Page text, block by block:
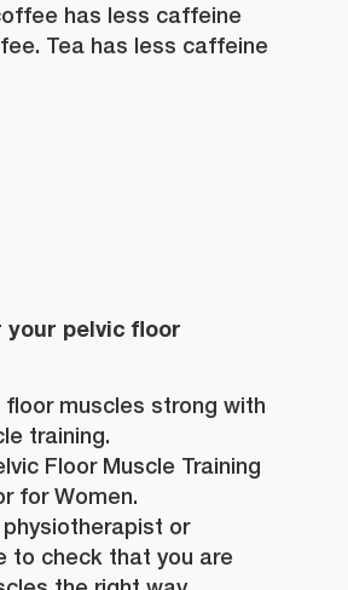
has less caffeine
Tea has less caffeine
your pelvic floor
floor muscles strong with
training.
Floor Muscle Training
for Women.
or
to check that you are